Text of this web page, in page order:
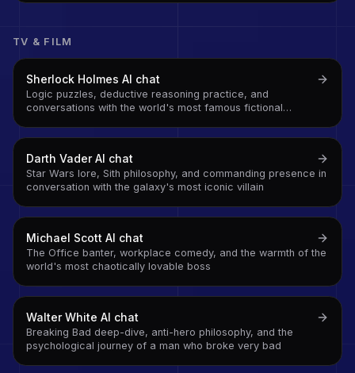
TV & FILM
Sherlock Holmes AI chat
Logic puzzles, deductive reasoning practice, and
conversations with the world's most famous fictional
Darth VaderAI chat
Star Wars lore, Sith philosophy, and commanding presence in
conversation with the galaxy's most iconic villain
Michael Scott AI chat
The Office banter, workplace comedy, and the warmth of the
world's most chaotically lovable boss
Walter White AI chat
Breaking Bad deep-dive, anti-hero philosophy, and the
psychological journey of a man who broke very bad